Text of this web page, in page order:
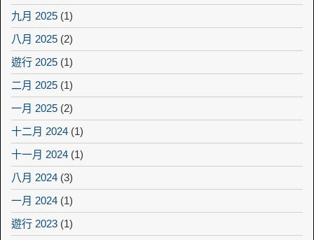
九月 2025 (1)
八月 2025 (2)
遊行 2025 (1)
二月 2025 (1)
一月 2025 (2)
十二月 2024 (1)
十一月 2024 (1)
八月 2024 (3)
一月 2024 (1)
遊行 2023 (1)